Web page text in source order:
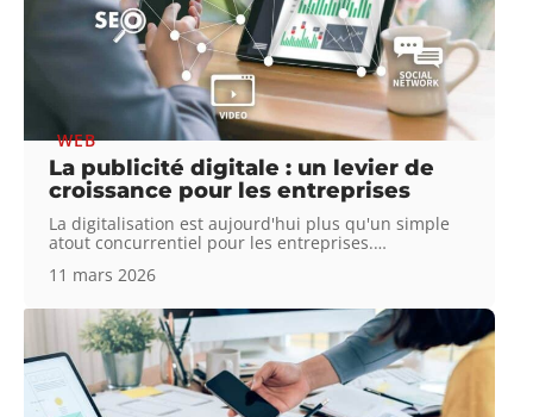
WEB
La publicité digitale : un levier de
croissance pour les entreprises
La digitalisation est aujourd'hui plus qu'un simple
atout concurrentiel pour les entreprises.…
11 mars 2026